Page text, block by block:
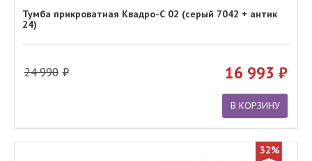
Тумба прикроватная Квадро-С 02 (серый 7042 + антик
24)
24 990 16 993
В КОРЗИНУ
32%